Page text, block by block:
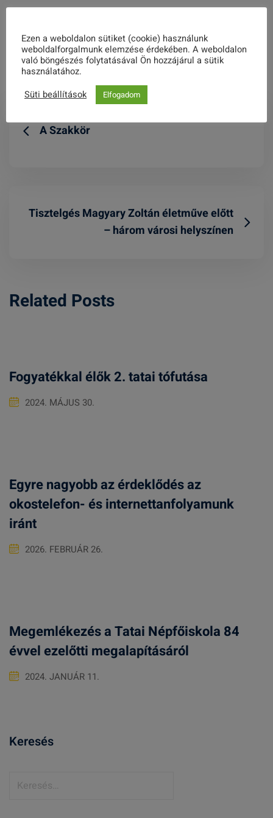
Share this post
A Szakkör
Tisztelgés Magyary Zoltán életműve előtt
– három városi helyszínen
Related Posts
Fogyatékkal élők 2. tatai tófutása
2024. MÁJUS 30.
Egyre nagyobb az érdeklődés az
okostelefon- és internettanfolyamunk
iránt
2026. FEBRUÁR 26.
Megemlékezés a Tatai Népfőiskola 84
évvel ezelőtti megalapításáról
2024. JANUÁR 11.
Keresés
Ezen a weboldalon sütiket (cookie) használunk
weboldalforgalmunk elemzése érdekében. A weboldalon
való böngészés folytatásával Ön hozzájárul a sütik
használatához.
Süti beállítások
Elfogadom